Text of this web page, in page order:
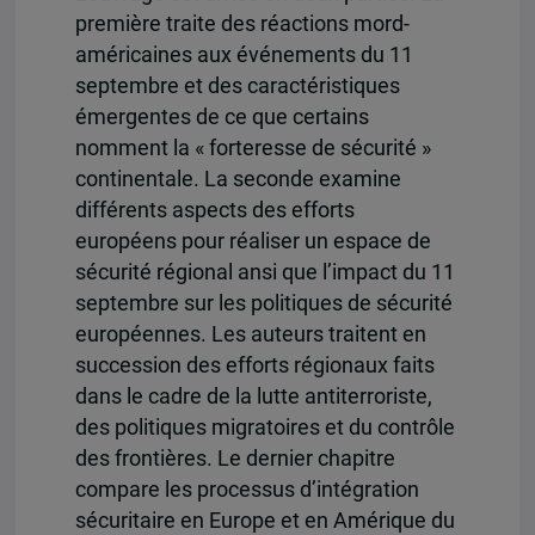
première traite des réactions mord-
américaines aux événements du 11
septembre et des caractéristiques
émergentes de ce que certains
nomment la « forteresse de sécurité »
continentale. La seconde examine
différents aspects des efforts
européens pour réaliser un espace de
sécurité régional ansi que l’impact du 11
septembre sur les politiques de sécurité
européennes. Les auteurs traitent en
succession des efforts régionaux faits
dans le cadre de la lutte antiterroriste,
des politiques migratoires et du contrôle
des frontières. Le dernier chapitre
compare les processus d’intégration
sécuritaire en Europe et en Amérique du